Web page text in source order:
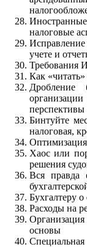
налоговые
учете и
Требования
Как «читать»
Дробление
Бинтуйте
налоговая,
Оптимизация
Хаос или
решения
Вся правда
Бухгалтеру о
Расходы на
основы
Специальная